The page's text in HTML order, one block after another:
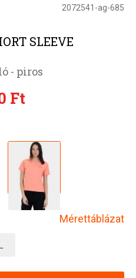
2072541-ag-685
SLEEVE
- piros
Ft
Mérettáblázat